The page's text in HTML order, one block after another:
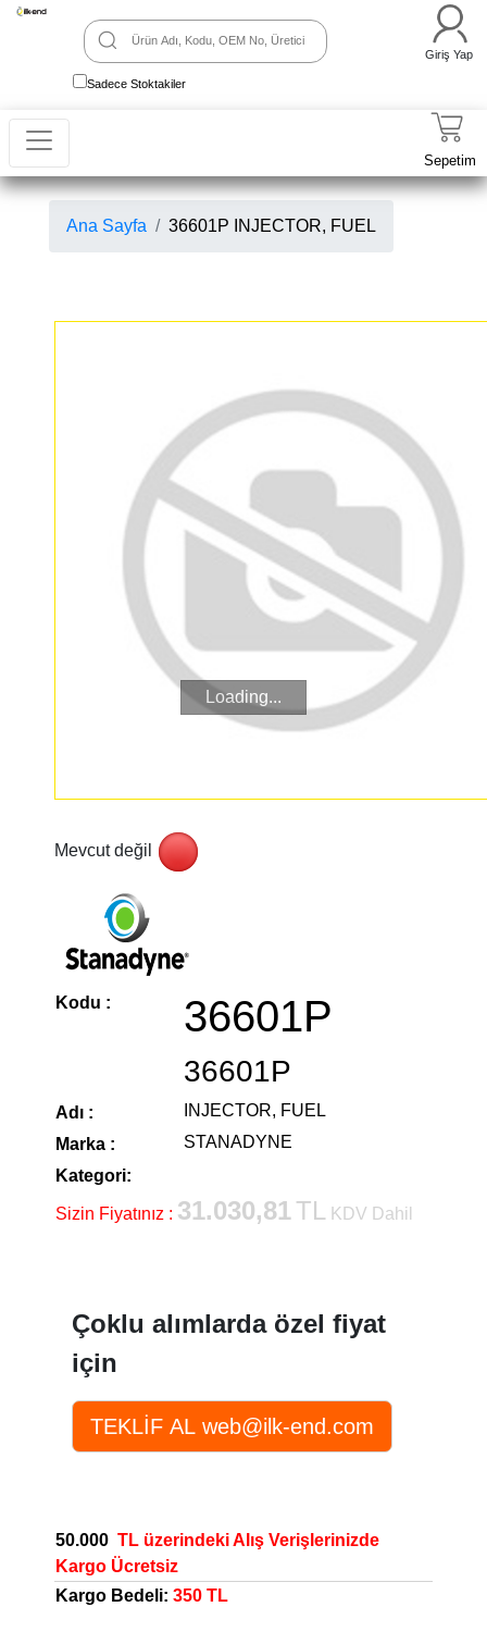
Sadece Stoktakiler
Giriş Yap
Sepetim
Ana Sayfa 36601P INJECTOR, FUEL
Loading...
Mevcut değil
Kodu : 36601P
36601P
Adı :
INJECTOR, FUEL
Marka :
STANADYNE
Kategori:
Sizin Fiyatınız : 31.030,81TL KDV Dahil
Çoklu alımlarda özel fiyat
için
50.000 TL üzerindeki Alış Verişlerinizde
Kargo Ücretsiz
Kargo Bedeli: 350 TL